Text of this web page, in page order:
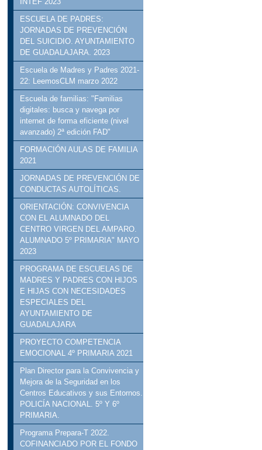
ESCUELA DE PADRES:
JORNADAS DE PREVENCIÓN
DEL SUICIDIO. AYUNTAMIENTO
DE GUADALAJARA. 2023
Escuela de Madres y Padres 2021-
22: LeemosCLM marzo 2022
Escuela de familias: "Familias
digitales: busca y navega por
internet de forma eficiente (nivel
avanzado) 2ª edición FAD"
FORMACIÓN AULAS DE FAMILIA
2021
JORNADAS DE PREVENCIÓN DE
CONDUCTAS AUTOLÍTICAS.
ORIENTACIÓN: CONVIVENCIA
CON EL ALUMNADO DEL
CENTRO VIRGEN DEL AMPARO.
ALUMNADO 5º PRIMARIA" MAYO
2023
PROGRAMA DE ESCUELAS DE
MADRES Y PADRES CON HIJOS
E HIJAS CON NECESIDADES
ESPECIALES DEL
AYUNTAMIENTO DE
GUADALAJARA
PROYECTO COMPETENCIA
EMOCIONAL 4º PRIMARIA 2021
Plan Director para la Convivencia y
Mejora de la Seguridad en los
Centros Educativos y sus Entornos.
POLICÍA NACIONAL. 5º Y 6º
PRIMARIA.
Programa Prepara-T 2022.
COFINANCIADO POR EL FONDO